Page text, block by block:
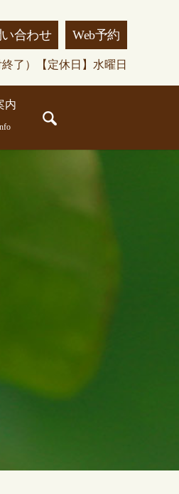
合わせ Web予約
終了）【定休日】水曜日
内